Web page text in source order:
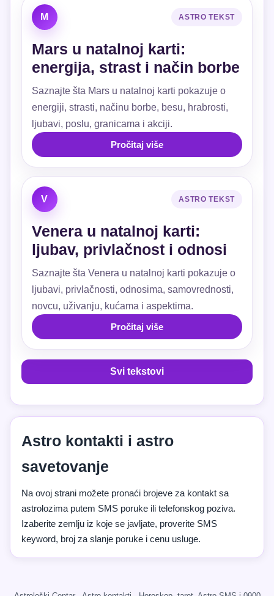
M ASTRO TEKST
Mars u natalnoj karti:
energija, strast i način borbe
Saznajte šta Mars u natalnoj karti pokazuje o
energiji, strasti, načinu borbe, besu, hrabrosti,
ljubavi, poslu, granicama i akciji.
Pročitaj više
V ASTRO TEKST
Venera u natalnoj karti:
ljubav, privlačnost i odnosi
Saznajte šta Venera u natalnoj karti pokazuje o
ljubavi, privlačnosti, odnosima, samovrednosti,
novcu, uživanju, kućama i aspektima.
Pročitaj više
Svi tekstovi
Astro kontakti i astro
savetovanje
Na ovoj strani možete pronaći brojeve za kontakt sa
astrolozima putem SMS poruke ili telefonskog poziva.
Izaberite zemlju iz koje se javljate, proverite SMS
keyword, broj za slanje poruke i cenu usluge.